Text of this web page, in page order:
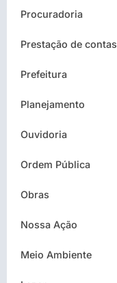
Procuradoria
Prestação de contas
Prefeitura
Planejamento
Ouvidoria
Ordem Pública
Obras
Nossa Ação
Meio Ambiente